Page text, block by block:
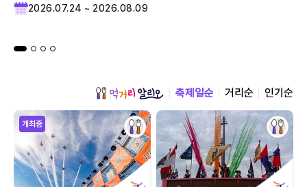
2026.07.24 ~ 2026.08.09
축제일순 거리순 인기순
개최중